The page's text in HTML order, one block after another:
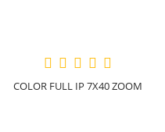
COLOR FULL IP 7X40 ZOOM